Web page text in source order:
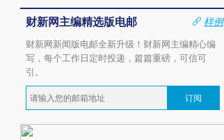
财新网主编精选版电邮
样例
财新网新闻版电邮全新升级！财新网主编精心编
写，每个工作日定时投递，篇篇重磅，可信可
引。
订阅